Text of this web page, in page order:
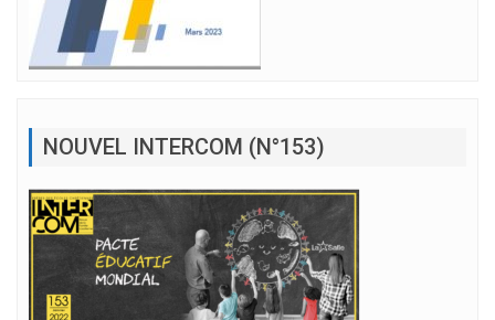
NOUVEL INTERCOM (N°153)